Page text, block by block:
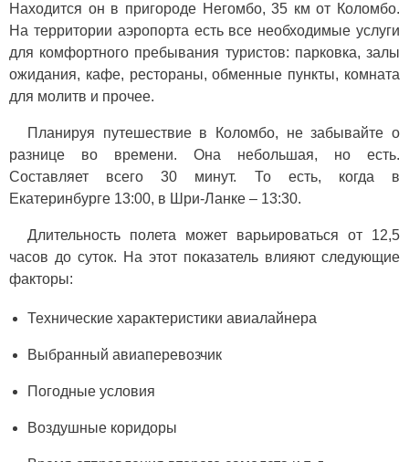
Находится он в пригороде Негомбо, 35 км от Коломбо.
На территории аэропорта есть все необходимые услуги
для комфортного пребывания туристов: парковка, залы
ожидания, кафе, рестораны, обменные пункты, комната
для молитв и прочее.
Планируя путешествие в Коломбо, не забывайте о
разнице во времени. Она небольшая, но есть.
Составляет всего 30 минут. То есть, когда в
Екатеринбурге 13:00, в Шри-Ланке – 13:30.
Длительность полета может варьироваться от 12,5
часов до суток. На этот показатель влияют следующие
факторы:
Технические характеристики авиалайнера
Выбранный авиаперевозчик
Погодные условия
Воздушные коридоры